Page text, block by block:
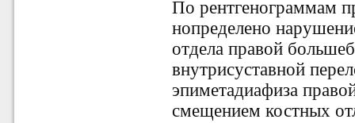
По рентгенограммам
нопределено
отдела правой
внутрисуставной
эпиметадиафиза
смещением костных